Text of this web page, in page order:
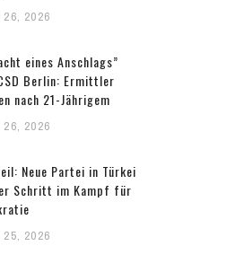
2026
eines Anschlags”
Berlin: Ermittler
nach 21-Jährigem
2026
Neue Partei in Türkei
Schritt im Kampf für
2026